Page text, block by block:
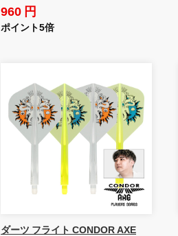
960 円
ポイント5倍
ダーツ フライト CONDOR AXE